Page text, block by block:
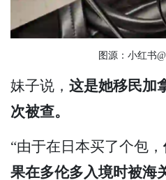
图源：小红书
妹子说， 这是她移民加
次被查。
“由于在日本买了个包，
果在多伦多入境时被海